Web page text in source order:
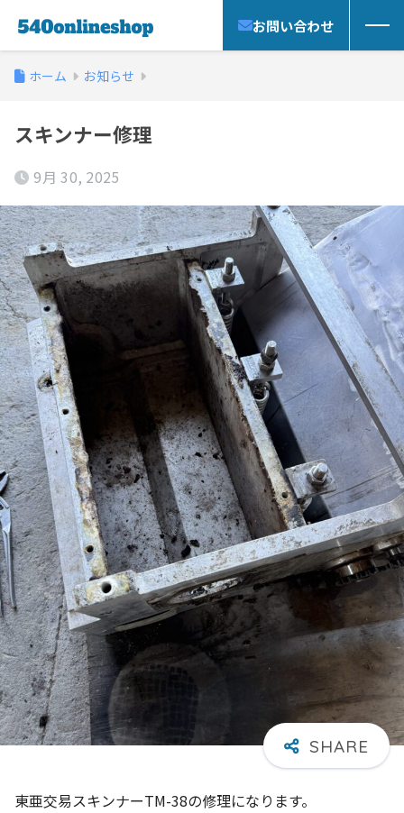
お問い合わせ
ホーム お知らせ
スキンナー修理
9月 30, 2025
東亜交易スキンナーTM-38の修理になります。